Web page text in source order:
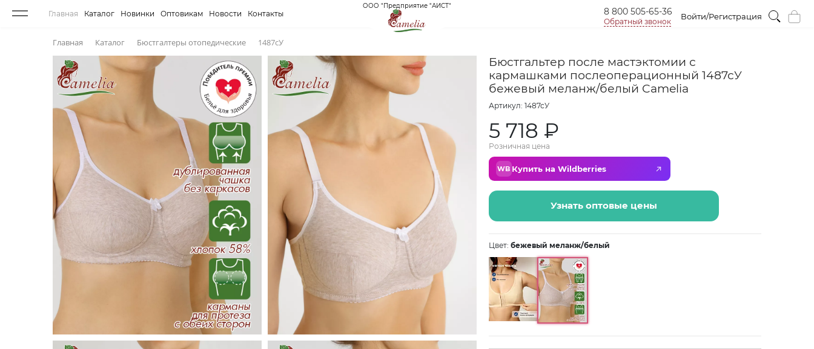
Главная Каталог Новинки Оптовикам Новости Контакты
ООО "Предприятие "АИСТ"
8 800 505-65-36
Обратный звонок
Войти/Регистрация
Главная Каталог Бюстгалтеры отопедическиe 1487сУ
Бюстгальтер после мастэктомии с
кармашками послеоперационный 1487сУ
бежевый меланж/белый Camelia
Артикул: 1487сУ
5 718 ₽
Розничная цена
WB Купить на Wildberries
Узнать оптовые цены
Цвет: бежевый меланж/белый